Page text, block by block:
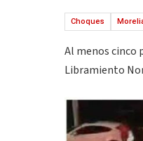
Choques
Al menos cinco
Libramiento